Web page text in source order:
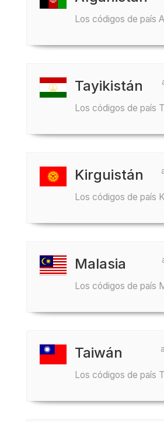
Los códigos de país
Tayikistán
Los códigos de país
Kirguistán
Los códigos de país
Malasia
Los códigos de país
Taiwán
Los códigos de país